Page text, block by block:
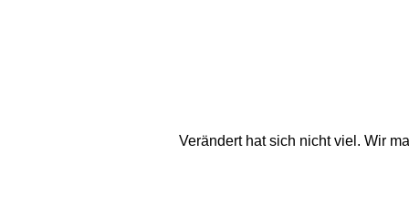
Verändert hat sich nicht viel. Wir